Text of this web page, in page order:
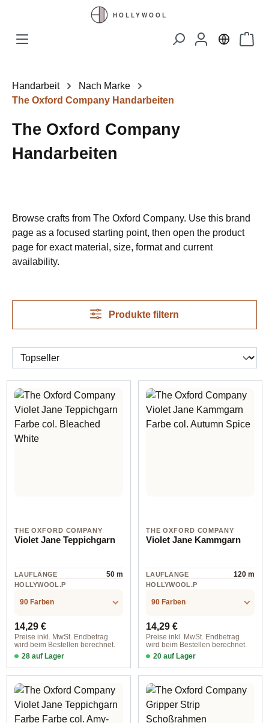
Zum Hauptinhalt springen
Handarbeit
Nach Marke
The Oxford Company Handarbeiten
The Oxford Company
Handarbeiten
Browse crafts from The Oxford Company. Use this brand
page as a focused starting point, then open the product
page for exact material, size, format and current
availability.
Produkte filtern
THE OXFORD COMPANY
Violet Jane Teppichgarn
LAUFLÄNGE 50 m
HOLLYWOOL.P
.LABEL.MATERI
90 Farben
Regulärer Preis:
14,29 €
Preise inkl. MwSt. Endbetrag
wird beim Bestellen berechnet.
28 auf Lager
Farbe Anchors Aweigh
THE OXFORD COMPANY
Violet Jane Kammgarn
LAUFLÄNGE 120 m
HOLLYWOOL.P
.LABEL.MATERI
90 Farben
Regulärer Preis:
14,29 €
Preise inkl. MwSt. Endbetrag
wird beim Bestellen berechnet.
20 auf Lager
Farbe Anchors Aweigh